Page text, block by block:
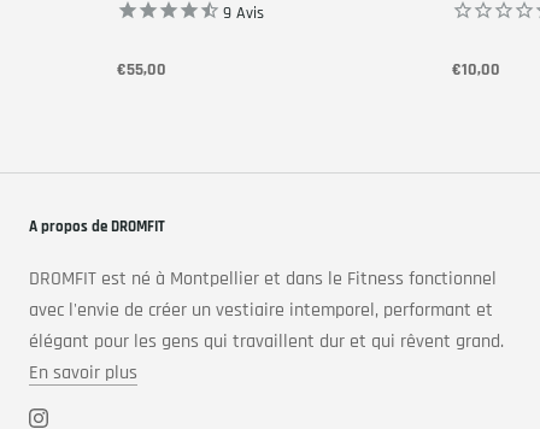
9 Avis
€55,00 €10,00
A propos de DROMFIT
DROMFIT est né à Montpellier et dans le Fitness fonctionnel
avec l'envie de créer un vestiaire intemporel, performant et
élégant pour les gens qui travaillent dur et qui rêvent grand.
En savoir plus